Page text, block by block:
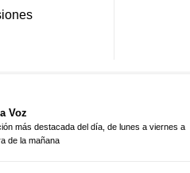
Voz
más destacada del día, de lunes a viernes a
de la mañana